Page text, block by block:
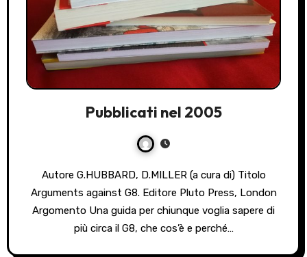
Pubblicati nel 2005
Autore G.HUBBARD, D.MILLER (a cura di) Titolo
Arguments against G8. Editore Pluto Press, London
Argomento Una guida per chiunque voglia sapere di
più circa il G8, che cos’è e perché…